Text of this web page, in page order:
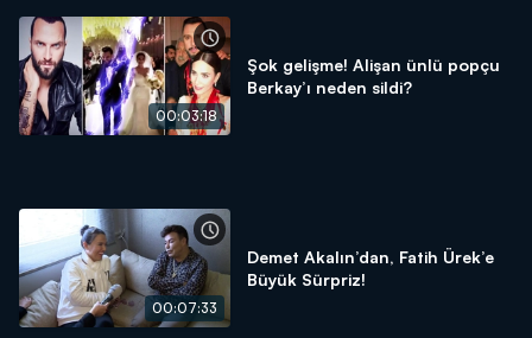
00:03:18
Şok gelişme! Alişan ünlü popçu
Berkay’ı neden sildi?
00:07:33
Demet Akalın’dan, Fatih Ürek’e
Büyük Sürpriz!